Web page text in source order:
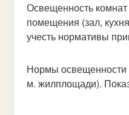
Освещенность
помещения (зал,
учесть нормативы
Нормы освещенности
м. жилплощади).